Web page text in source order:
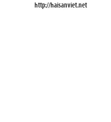
http://haisanviet.net